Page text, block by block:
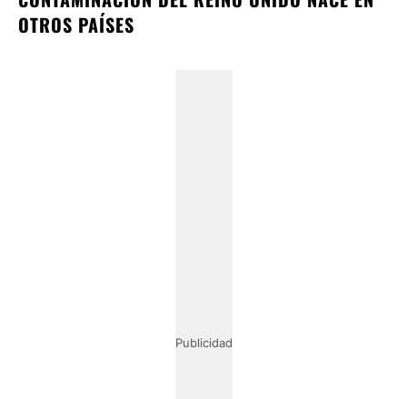
OTROS PAÍSES
Publicidad